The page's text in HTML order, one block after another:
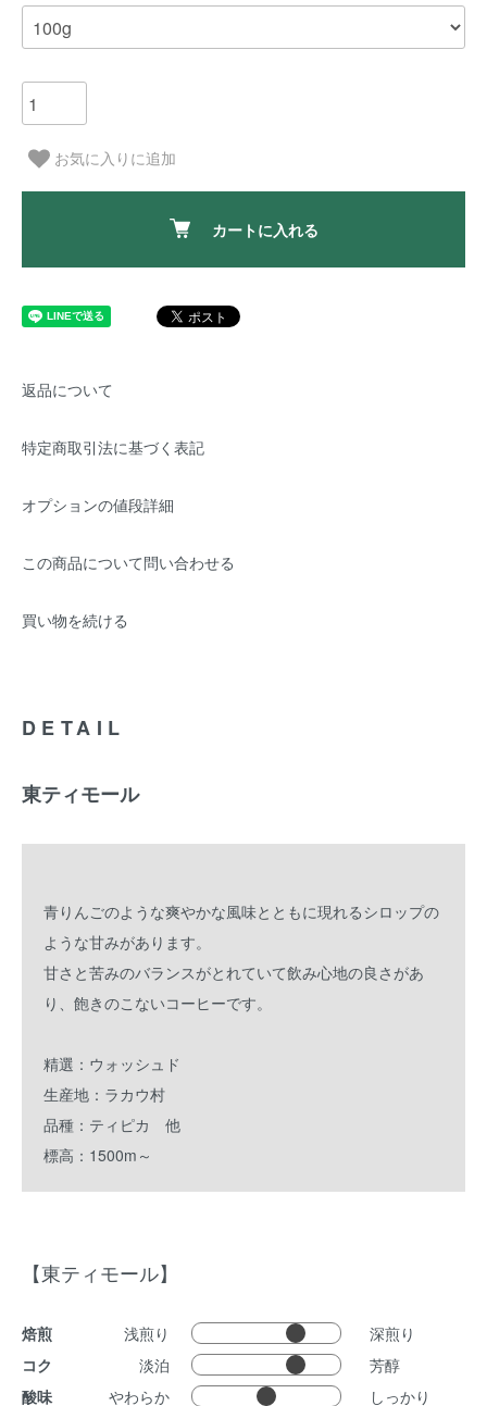
お気に入りに追加
カートに入れる
返品について
特定商取引法に基づく表記
オプションの値段詳細
この商品について問い合わせる
買い物を続ける
DETAIL
東ティモール
青りんごのような爽やかな風味とともに現れるシロップの
ような甘みがあります。
甘さと苦みのバランスがとれていて飲み心地の良さがあ
り、飽きのこないコーヒーです。
精選：ウォッシュド
生産地：ラカウ村
品種：ティピカ 他
標高：1500m～
【東ティモール】
焙煎 浅煎り
深煎り
コク
淡泊
芳醇
酸味
やわらか しっかり